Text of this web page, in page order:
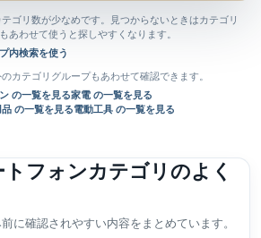
ゴリ数が少なめです。見つからないときはカテゴリ
あわせて使うと探しやすくなります。
内検索を使う
カテゴリグループもあわせて確認できます。
の一覧を見る家電 の一覧を見る
品 の一覧を見る電動工具 の一覧を見る
フォンカテゴリのよく
に確認されやすい内容をまとめています。